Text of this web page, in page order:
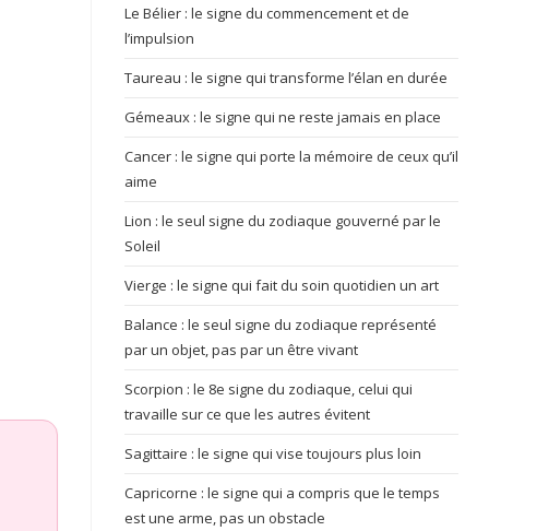
Le Bélier : le signe du commencement et de
l’impulsion
Taureau : le signe qui transforme l’élan en durée
Gémeaux : le signe qui ne reste jamais en place
Cancer : le signe qui porte la mémoire de ceux qu’il
aime
Lion : le seul signe du zodiaque gouverné par le
Soleil
Vierge : le signe qui fait du soin quotidien un art
Balance : le seul signe du zodiaque représenté
par un objet, pas par un être vivant
Scorpion : le 8e signe du zodiaque, celui qui
travaille sur ce que les autres évitent
Sagittaire : le signe qui vise toujours plus loin
Capricorne : le signe qui a compris que le temps
est une arme, pas un obstacle